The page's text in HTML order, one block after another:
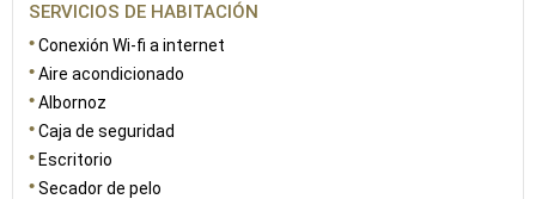
SERVICIOS DE HABITACIÓN
Conexión Wi-fi a internet
Aire acondicionado
Albornoz
Caja de seguridad
Escritorio
Secador de pelo